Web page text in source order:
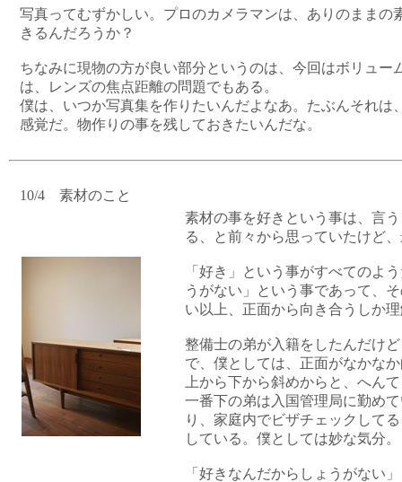
写真ってむずかしい。プロのカメラマンは、ありのままの
きるんだろうか？
ちなみに現物の方が良い部分というのは、今回はボリュー
は、レンズの焦点距離の問題でもある。
僕は、いつか写真集を作りたいんだよなあ。たぶんそれは
感覚だ。物作りの事を残しておきたいんだな。
10/4 素材のこと
素材の事を好きという事は、言
る、と前々から思っていたけど
「好き」という事がすべてのよ
うがない」という事であって、
い以上、正面から向き合うしか
整備士の弟が入籍をしたんだけ
で、僕としては、正面がなかな
上から下から斜めからと、へん
一番下の弟は入国管理局に勤め
り、家庭内でビザチェックして
している。僕としては妙な気分。
「好きなんだからしょうがない